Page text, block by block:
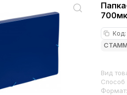
Код:
СТАММ
Вид
Способ
Формат: